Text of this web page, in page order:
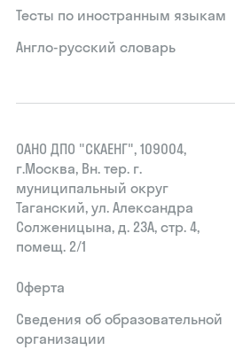
Тесты по иностранным языкам
Англо-русский словарь
ОАНО ДПО "СКАЕНГ", 109004,
г.Москва, Вн. тер. г.
муниципальный округ
Таганский, ул. Александра
Солженицына, д. 23А, стр. 4,
помещ. 2/1
Оферта
Сведения об образовательной
организации